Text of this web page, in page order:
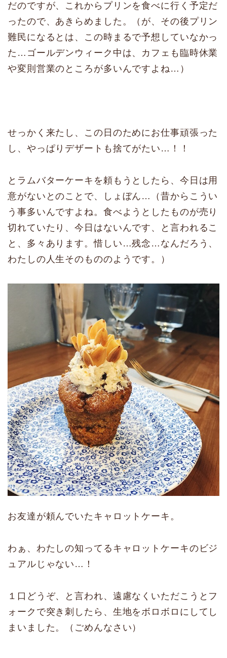
だのですが、これからプリンを食べに行く予定だ
ったので、あきらめました。（が、その後プリン
難民になるとは、この時まるで予想していなかっ
た…ゴールデンウィーク中は、カフェも臨時休業
や変則営業のところが多いんですよね…）
せっかく来たし、この日のためにお仕事頑張った
し、やっぱりデザートも捨てがたい…！！
とラムバターケーキを頼もうとしたら、今日は用
意がないとのことで、しょぼん…（昔からこうい
う事多いんですよね。食べようとしたものが売り
切れていたり、今日はないんです、と言われるこ
と、多々あります。惜しい…残念…なんだろう、
わたしの人生そのもののようです。）
お友達が頼んでいたキャロットケーキ。
わぁ、わたしの知ってるキャロットケーキのビジ
ュアルじゃない…！
１口どうぞ、と言われ、遠慮なくいただこうとフ
ォークで突き刺したら、生地をボロボロにしてし
まいました。（ごめんなさい）